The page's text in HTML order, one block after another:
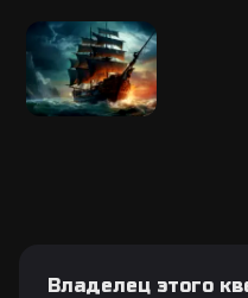
Владелец этого